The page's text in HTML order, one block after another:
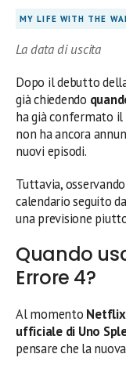
MY LIFE WITH THE
La data di uscita
Dopo il debutto
già chiedendo
ha già confermato il
non ha ancora
nuovi episodi.
Tuttavia,
calendario seguito
una previsione
Quando
Errore 4?
Al momento
ufficiale di Uno
pensare che la